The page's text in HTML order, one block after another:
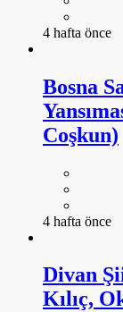
4 hafta önce
Bosna
Coşkun)
4 hafta önce
Divan
Kılıç,